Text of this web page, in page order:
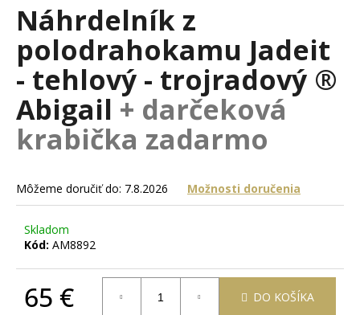
produktu
je
5
hviezdičiek.
Náhrdelník z
polodrahokamu Jadeit
- tehlový - trojradový ®
Abigail + darčeková
krabička zadarmo
Môžeme doručiť do: 7.8.2026 Možnosti doručenia
Skladom
Kód: AM8892
65 € DO KOŠÍKA
HĽADAŤ
O
d
p
r
ú
a
m
e